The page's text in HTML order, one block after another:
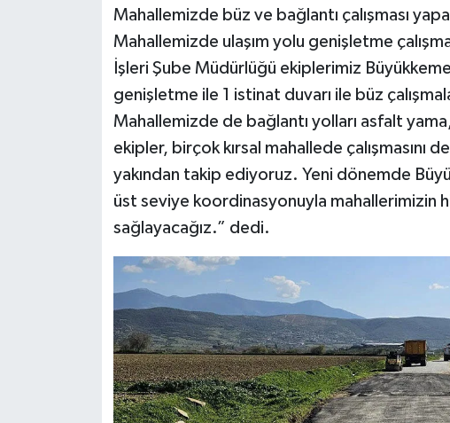
Mahallemizde büz ve bağlantı çalışması
Mahallemizde ulaşım yolu genişletme
İşleri Şube Müdürlüğü ekiplerimiz
genişletme ile 1 istinat duvarı ile büz
Mahallemizde de bağlantı yolları asfalt
ekipler, birçok kırsal mahallede çalışmasını
yakından takip ediyoruz. Yeni dönemde
üst seviye koordinasyonuyla mahallerimizin
sağlayacağız.” dedi.